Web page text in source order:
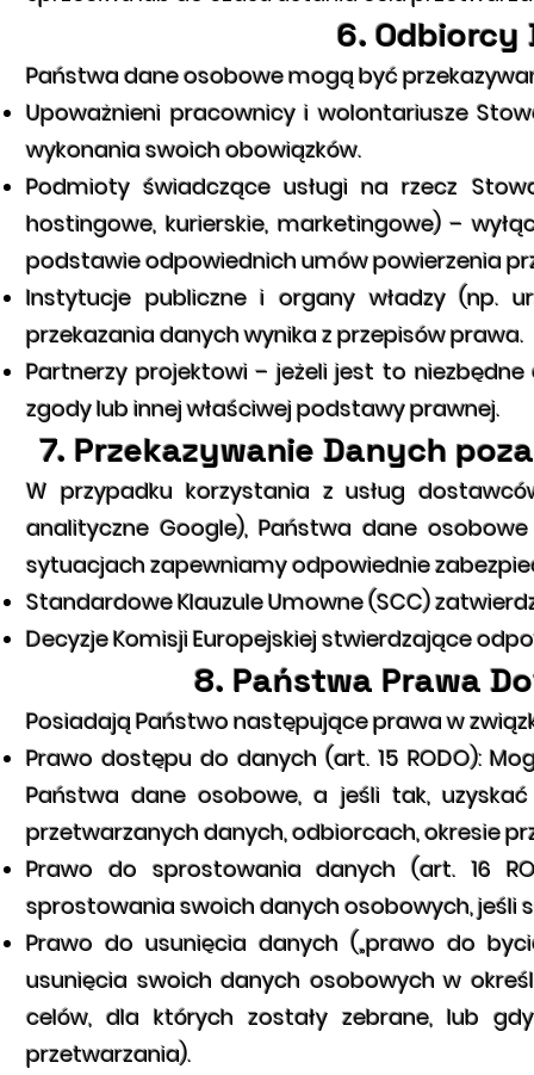
6. Odbiorcy
Państwa dane osobowe mogą być
Upoważnieni pracownicy i wolontariusze
wykonania swoich obowiązków.
Podmioty świadczące usługi na rzecz
hostingowe, kurierskie, marketingowe) –
podstawie odpowiednich umów powierzenia
Instytucje publiczne i organy władzy (np.
przekazania danych wynika z przepisów prawa.
Partnerzy projektowi – jeżeli jest to
zgody lub innej właściwej podstawy prawnej.
7. Przekazywanie Danych
W przypadku korzystania z usług
analityczne Google), Państwa dane
sytuacjach zapewniamy odpowiednie
Standardowe Klauzule Umowne (SCC)
Decyzje Komisji Europejskiej stwierdzające
8. Państwa Prawa
Posiadają Państwo następujące prawa w
Prawo dostępu do danych (art. 15 RODO):
Państwa dane osobowe, a jeśli tak,
przetwarzanych danych, odbiorcach, okresie
Prawo do sprostowania danych (art. 16
sprostowania swoich danych osobowych, jeśli
Prawo do usunięcia danych („prawo do
usunięcia swoich danych osobowych w
celów, dla których zostały zebrane, lub
przetwarzania).